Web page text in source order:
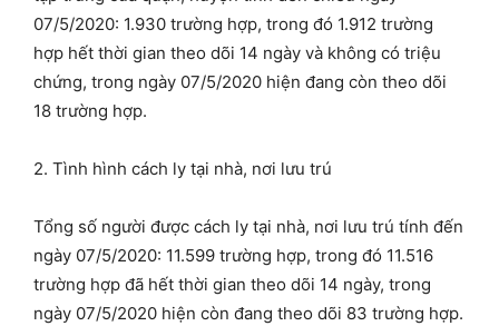
07/5/2020: 1.930 trường hợp, trong đó 1.912 trường
hợp hết thời gian theo dõi 14 ngày và không có triệu
chứng, trong ngày 07/5/2020 hiện đang còn theo dõi
18 trường hợp.
2. Tình hình cách ly tại nhà, nơi lưu trú
Tổng số người được cách ly tại nhà, nơi lưu trú tính đến
ngày 07/5/2020: 11.599 trường hợp, trong đó 11.516
trường hợp đã hết thời gian theo dõi 14 ngày, trong
ngày 07/5/2020 hiện còn đang theo dõi 83 trường hợp.